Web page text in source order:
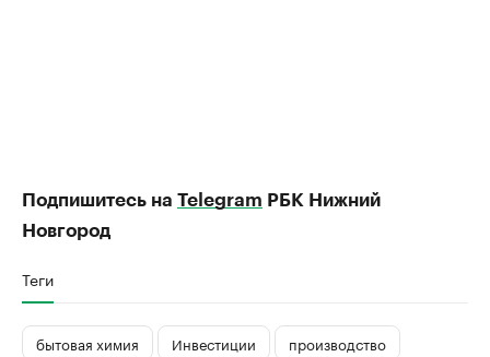
Подпишитесь на Telegram РБК Нижний
Новгород
Теги
бытовая химия Инвестиции производство